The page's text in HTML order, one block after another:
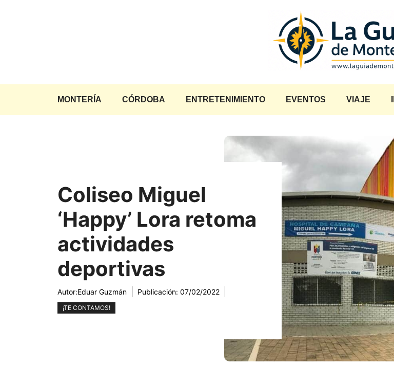
MONTERÍA CÓRDOBA ENTRETENIMIENTO EVENTOS VIAJE
Coliseo Miguel
‘Happy’ Lora retoma
actividades
deportivas
Autor:Eduar Guzmán Publicación: 07/02/2022
¡TE CONTAMOS!